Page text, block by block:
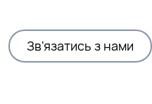
Зв'язатись з нами